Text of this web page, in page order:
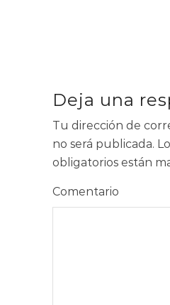
Deja una
Tu dirección de
no será publicada.
obligatorios están
Comentario